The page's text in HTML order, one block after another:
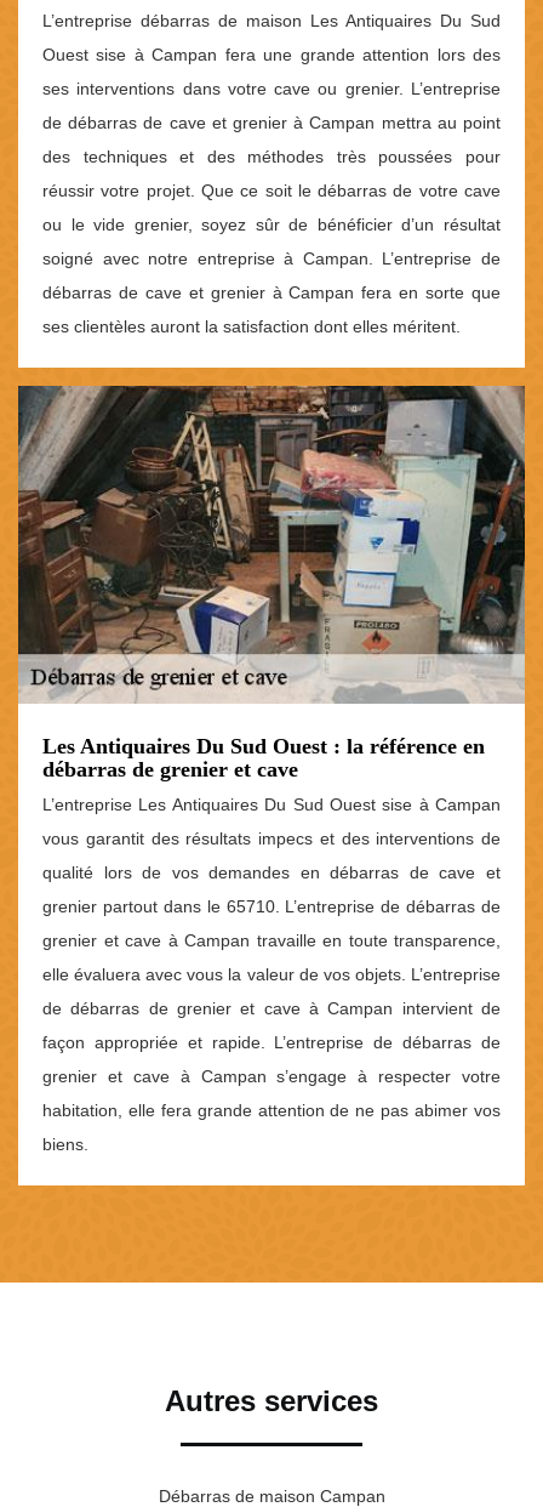
L’entreprise débarras de maison Les Antiquaires Du Sud
Ouest sise à Campan fera une grande attention lors des
ses interventions dans votre cave ou grenier. L’entreprise
de débarras de cave et grenier à Campan mettra au point
des techniques et des méthodes très poussées pour
réussir votre projet. Que ce soit le débarras de votre cave
ou le vide grenier, soyez sûr de bénéficier d’un résultat
soigné avec notre entreprise à Campan. L’entreprise de
débarras de cave et grenier à Campan fera en sorte que
ses clientèles auront la satisfaction dont elles méritent.
Les Antiquaires Du Sud Ouest : la référence en
débarras de grenier et cave
L’entreprise Les Antiquaires Du Sud Ouest sise à Campan
vous garantit des résultats impecs et des interventions de
qualité lors de vos demandes en débarras de cave et
grenier partout dans le 65710. L’entreprise de débarras de
grenier et cave à Campan travaille en toute transparence,
elle évaluera avec vous la valeur de vos objets. L’entreprise
de débarras de grenier et cave à Campan intervient de
façon appropriée et rapide. L’entreprise de débarras de
grenier et cave à Campan s’engage à respecter votre
habitation, elle fera grande attention de ne pas abimer vos
biens.
Autres services
Débarras de maison Campan